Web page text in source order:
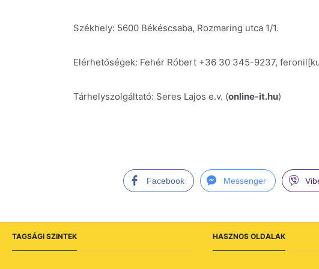
Székhely: 5600 Békéscsaba, Rozmaring utca 1/1.
Elérhetőségek: Fehér Róbert +36 30 345-9237,
Tárhelyszolgáltató: Seres Lajos e.v. (online-it.hu)
Facebook Messenger
TAGSÁGI SZINTEK HASZNOS OLDALAK